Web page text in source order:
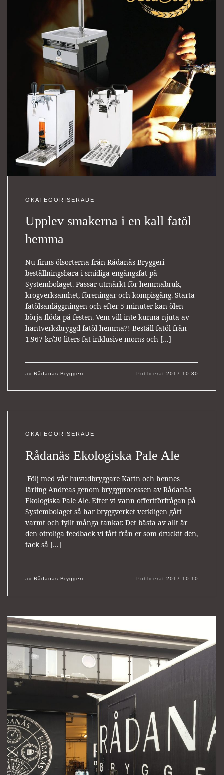
OKATEGORISERADE
Upplev smakerna i en kall fatöl
hemma
Nu finns ölsorterna från Rådanäs Bryggeri
beställningsbara i smidiga engångsfat på
Systembolaget. Passar utmärkt för hemmabruk,
krogverksamhet, föreningar och kompisgäng. Starta
fatölsanläggningen och efter 5 minuter kan ölen
börja flöda på festen. Vem vill inte kunna njuta av
hantverksbryggd fatöl hemma?! Beställ fatöl från
1.967 kr/30-liters fat inklusive moms och […]
av Rådanäs Bryggeri Publicerat2017-10-30
OKATEGORISERADE
Rådanäs Ekologiska Pale Ale
Följ med vår huvudbryggare Karin och hennes
lärling Andreas genom bryggprocessen av Rådanäs
Ekologiska Pale Ale. Efter vi vann offertförfrågan på
Systembolaget så har bryggverket verkligen gått
varmt och fyllt många tankar. Det bästa av allt är
den otroliga feedback vi fått från er som druckit den,
tack så […]
av Rådanäs Bryggeri Publicerat2017-10-10